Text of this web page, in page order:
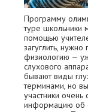
Программу
туре школьники
помощью
загуглить,
физиологию —
слухового
бывают виды
терминами, но
участники
информацию об